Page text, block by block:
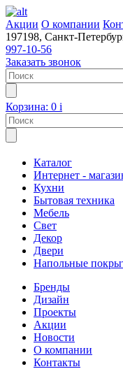
Акции О компании
197198, Санкт-
997-10-56
Заказать звонок
Корзина: 0 i
Каталог
Интернет -
Кухни
Бытовая техника
Мебель
Свет
Декор
Двери
Напольные
Бренды
Дизайн
Проекты
Акции
Новости
О компании
Контакты